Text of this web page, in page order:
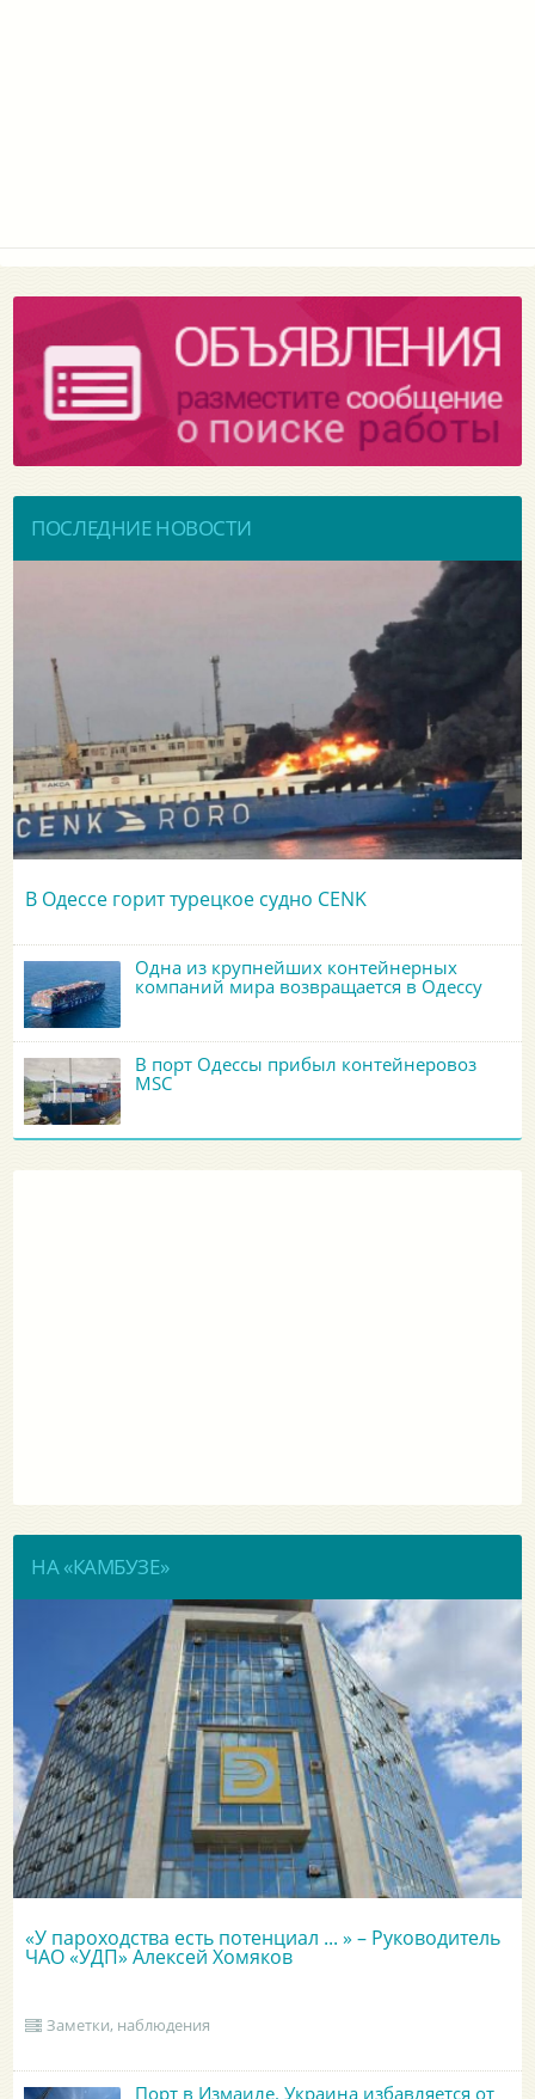
ПОСЛЕДНИЕ НОВОСТИ
В Одессе горит турецкое судно CENK
Одна из крупнейших контейнерных
компаний мира возвращается в Одессу
В порт Одессы прибыл контейнеровоз
MSC
НА «КАМБУЗЕ»
«У пароходства есть потенциал ... » – Руководитель
ЧАО «УДП» Алексей Хомяков
Заметки, наблюдения
Порт в Измаиле. Украина избавляется от